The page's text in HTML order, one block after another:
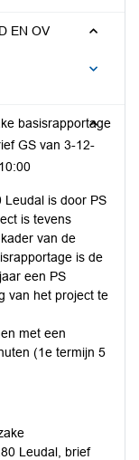
EN OV
basisrapportage
GS van 3-12-
10:00
Leudal is door PS
is tevens
van de
is de
een PS
van het project te
met een
(1e termijn 5
Leudal, brief